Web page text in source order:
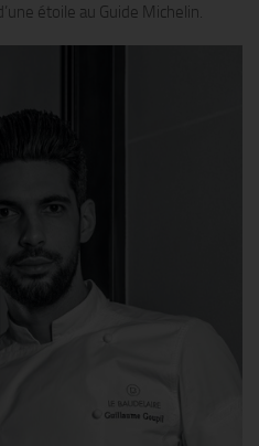
étoile au Guide Michelin.